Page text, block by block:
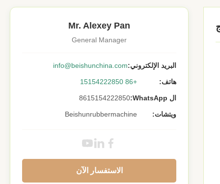
Mr. Alexey Pan
General Manager
البريد الإلكتروني:info@beishunchina.com
هاتف: +86 15154222850
ال WhatsApp: 8615154222850
ويتشات: Beishunrubbermachine
الاستفسار الآن